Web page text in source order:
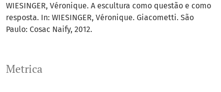
Metrica
WIESINGER, Véronique. A escultura como questão e como
resposta. In: WIESINGER, Véronique. Giacometti. São
Paulo: Cosac Naify, 2012.